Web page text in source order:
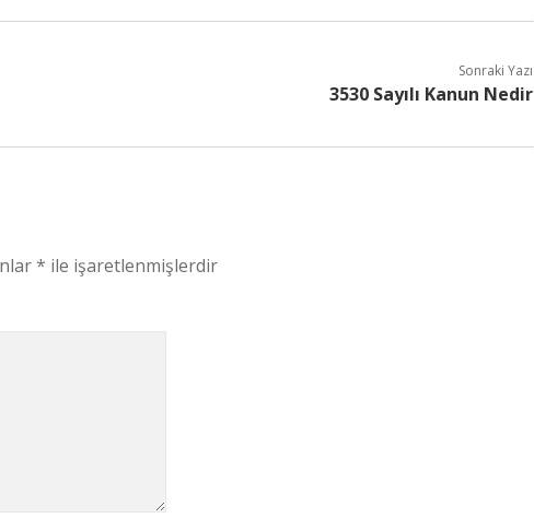
Sonraki Yazı
3530 Sayılı Kanun Nedir
* ile işaretlenmişlerdir